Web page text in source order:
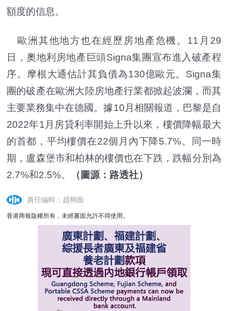
額度的信息。
歐洲其他地方也在經歷房地產危機。11月29
日，奧地利房地產巨頭Signa集團宣布進入破產程
序。摩根大通估計其負債為130億歐元。Signa集
團的破產在歐洲大陸房地產行業都掀起波瀾，而其
主要業務集中在德國。據10月相關報道，巴黎是自
2022年1月房貸利率開始上升以來，樓價降幅最大
的首都，平均樓價在22個月內下降5.7%。同一時
期，盧森堡市和柏林的樓價也在下跌，跌幅分別為
2.7%和2.5%。
（ 圖源：路透社）
責任編輯：趙桐曲
香港商報版權所有，未經書面允許不得使用。